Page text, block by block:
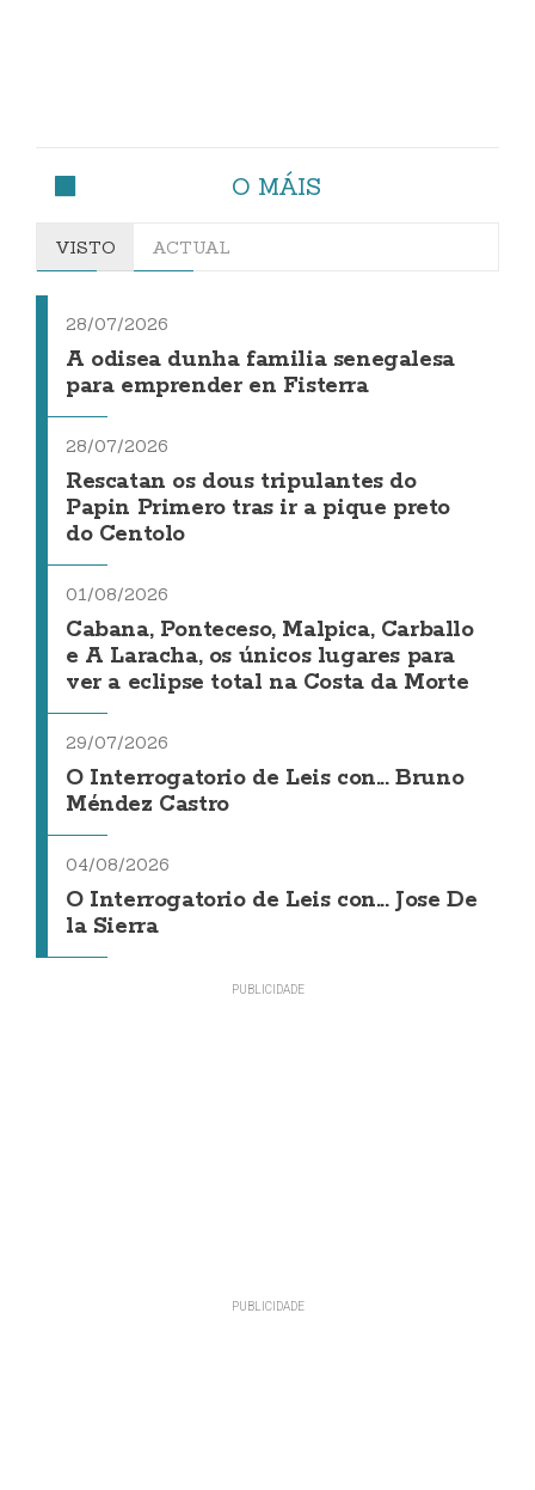
O MÁIS
VISTO ACTUAL
28/07/2026
A odisea dunha familia senegalesa
para emprender en Fisterra
28/07/2026
Rescatan os dous tripulantes do
Papin Primero tras ir a pique preto
do Centolo
01/08/2026
Cabana, Ponteceso, Malpica, Carballo
e A Laracha, os únicos lugares para
ver a eclipse total na Costa da Morte
29/07/2026
O Interrogatorio de Leis con... Bruno
Méndez Castro
04/08/2026
O Interrogatorio de Leis con... Jose De
la Sierra